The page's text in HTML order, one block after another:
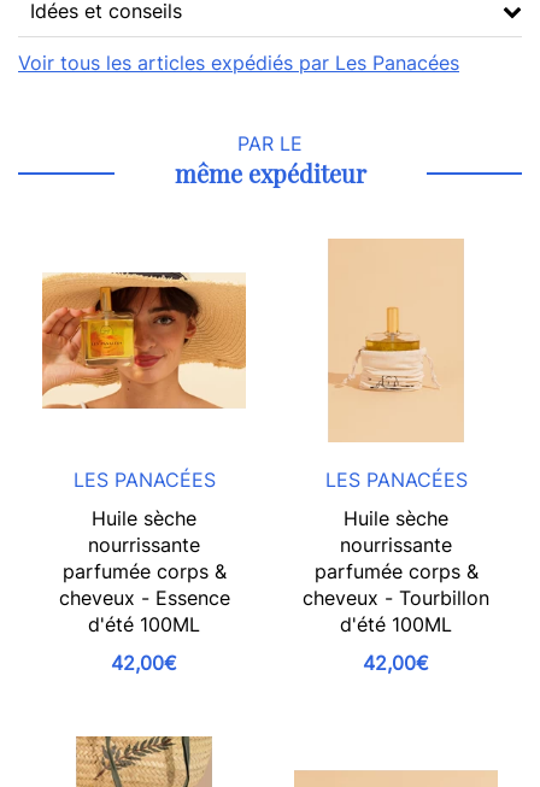
Idées et conseils
Voir tous les articles expédiés par Les Panacées
PAR LE
même expéditeur
LES PANACÉES
Huile sèche
nourrissante
parfumée corps &
cheveux - Essence
d'été 100ML
42,00€
LES PANACÉES
Huile sèche
nourrissante
parfumée corps &
cheveux - Tourbillon
d'été 100ML
42,00€